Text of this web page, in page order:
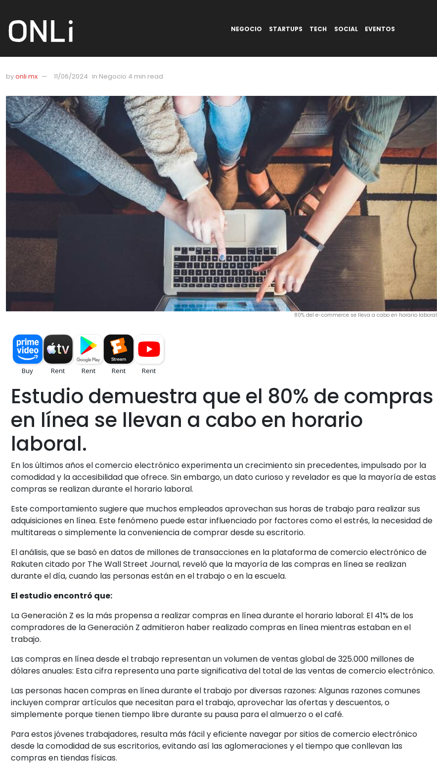
NEGOCIO STARTUPS TECH SOCIAL EVENTOS
byonli mx 11/06/2024 in Negocio 4 min read
80% del e-commerce se lleva a cabo en horario laboral
Estudio demuestra que el 80% de compras
en línea se llevan a cabo en horario
laboral.
En los últimos años el comercio electrónico experimenta un crecimiento sin precedentes, impulsado por la
comodidad y la accesibilidad que ofrece. Sin embargo, un dato curioso y revelador es que la mayoría de estas
compras se realizan durante el horario laboral.
Este comportamiento sugiere que muchos empleados aprovechan sus horas de trabajo para realizar sus
adquisiciones en línea. Este fenómeno puede estar influenciado por factores como el estrés, la necesidad de
multitareas o simplemente la conveniencia de comprar desde su escritorio.
El análisis, que se basó en datos de millones de transacciones en la plataforma de comercio electrónico de
Rakuten citado por The Wall Street Journal, reveló que la mayoría de las compras en línea se realizan
durante el día, cuando las personas están en el trabajo o en la escuela.
El estudio encontró que:
La Generación Z es la más propensa a realizar compras en línea durante el horario laboral: El 41% de los
compradores de la Generación Z admitieron haber realizado compras en línea mientras estaban en el
trabajo.
Las compras en línea desde el trabajo representan un volumen de ventas global de 325.000 millones de
dólares anuales: Esta cifra representa una parte significativa del total de las ventas de comercio electrónico.
Las personas hacen compras en línea durante el trabajo por diversas razones: Algunas razones comunes
incluyen comprar artículos que necesitan para el trabajo, aprovechar las ofertas y descuentos, o
simplemente porque tienen tiempo libre durante su pausa para el almuerzo o el café.
Para estos jóvenes trabajadores, resulta más fácil y eficiente navegar por sitios de comercio electrónico
desde la comodidad de sus escritorios, evitando así las aglomeraciones y el tiempo que conllevan las
compras en tiendas físicas.